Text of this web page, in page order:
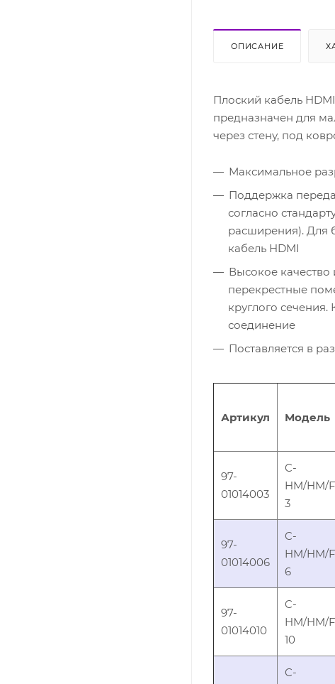
ОПИСАНИЕ
Плоский кабель
предназначен для
через стену, под
Максимальное
Поддержка
согласно
расширения). Для
кабель HDMI
Высокое качество
перекрестные
круглого
соединение
Поставляется в
Артикул Модель
97-
01014003
C-
HM/HM/
3
97-
01014006
C-
HM/HM/
6
97-
01014010
C-
HM/HM/
10
C-